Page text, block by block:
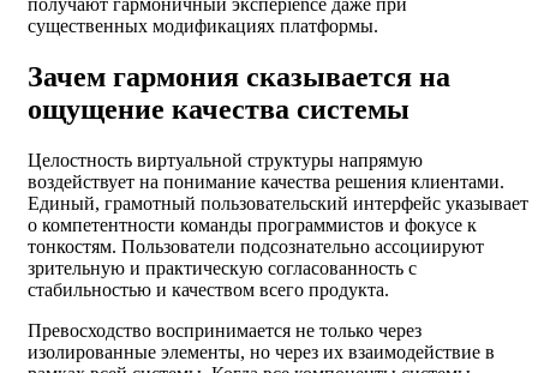
получают гармоничный эксперience даже при
существенных модификациях платформы.
Зачем гармония сказывается на
ощущение качества системы
Целостность виртуальной структуры напрямую
воздействует на понимание качества решения клиентами.
Единый, грамотный пользовательский интерфейс указывает
о компетентности команды программистов и фокусе к
тонкостям. Пользователи подсознательно ассоциируют
зрительную и практическую согласованность с
стабильностью и качеством всего продукта.
Превосходство воспринимается не только через
изолированные элементы, но через их взаимодействие в